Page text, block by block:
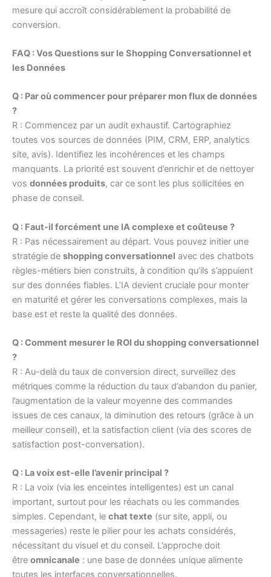
mesure qui accroît considérablement la probabilité de
conversion.
FAQ : Vos Questions sur le Shopping Conversationnel et
les Données
Q : Par où commencer pour préparer mon flux de données
?
R : Commencez par un audit exhaustif. Cartographiez
toutes vos sources de données (PIM, CRM, ERP, analytics
site, avis). Identifiez les incohérences et les champs
manquants. La priorité est souvent d’enrichir et de nettoyer
vos données produits, car ce sont les plus sollicitées en
phase de conseil.
Q : Faut-il forcément une IA complexe et coûteuse ?
R : Pas nécessairement au départ. Vous pouvez initier une
stratégie de shopping conversationnel avec des chatbots
règles-métiers bien construits, à condition qu’ils s’appuient
sur des données fiables. L’IA devient cruciale pour monter
en maturité et gérer les conversations complexes, mais la
base est et reste la qualité des données.
Q : Comment mesurer le ROI du shopping conversationnel
?
R : Au-delà du taux de conversion direct, surveillez des
métriques comme la réduction du taux d’abandon du panier,
l’augmentation de la valeur moyenne des commandes
issues de ces canaux, la diminution des retours (grâce à un
meilleur conseil), et la satisfaction client (via des scores de
satisfaction post-conversation).
Q : La voix est-elle l’avenir principal ?
R : La voix (via les enceintes intelligentes) est un canal
important, surtout pour les réachats ou les commandes
simples. Cependant, le chat texte (sur site, appli, ou
messageries) reste le pilier pour les achats considérés,
nécessitant du visuel et du conseil. L’approche doit
être omnicanale : une base de données unique alimente